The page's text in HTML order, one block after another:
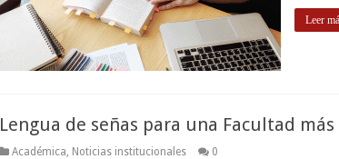
Leer
Lengua de señas para una Facultad
Académica Noticias institucionales 0